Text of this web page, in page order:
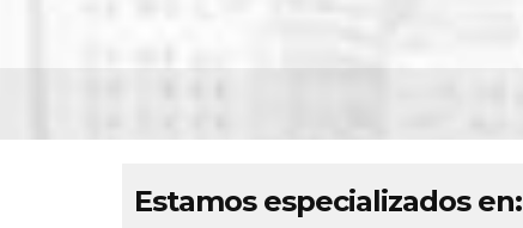
Estamos especializados en: